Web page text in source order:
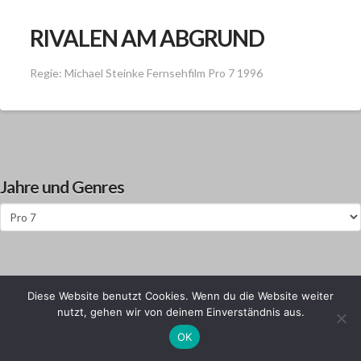
RIVALEN AM ABGRUND
Regie: Michael Steinke Fernsehfilm Pro 7 1996
Jahre und Genres
Jahre
und
IMPRESSUM DISCLAIMER KONTAKT
Diese Website benutzt Cookies. Wenn du die Website weiter
nutzt, gehen wir von deinem Einverständnis aus.
OK